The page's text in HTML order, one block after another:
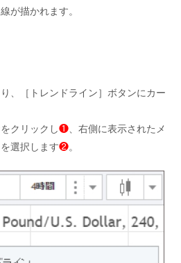
が描かれます。
、［トレンドライン］ボタンにカー
クリックし❶、右側に表示されたメ
選択します❷。